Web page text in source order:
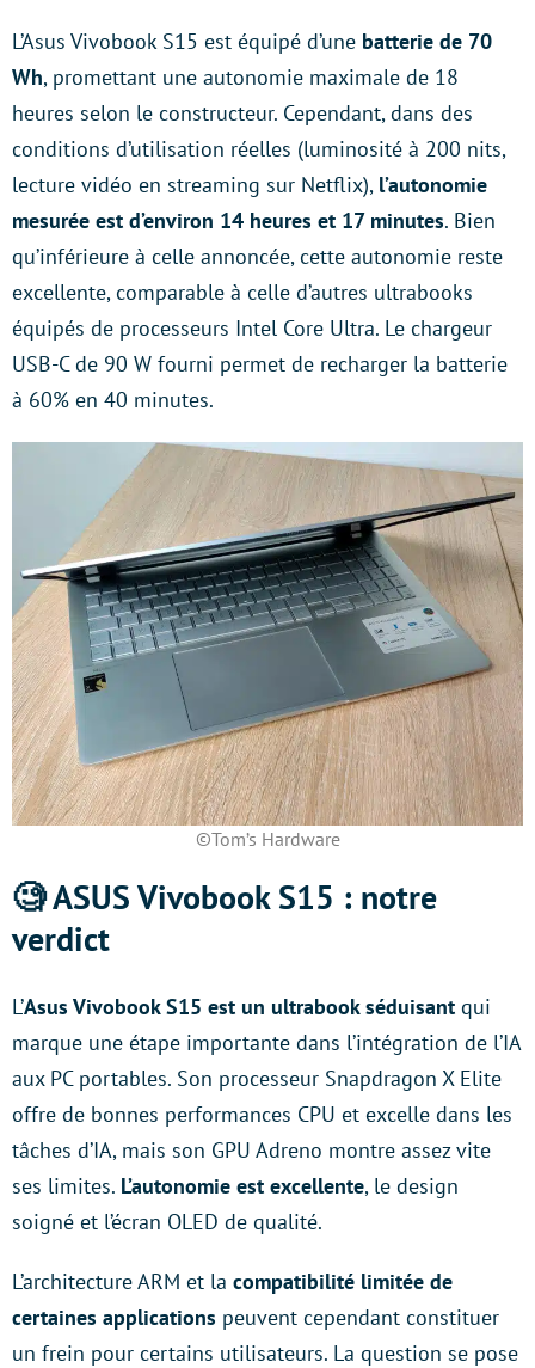
L’Asus Vivobook S15 est équipé d’une batterie de 70
Wh, promettant une autonomie maximale de 18
heures selon le constructeur. Cependant, dans des
conditions d’utilisation réelles (luminosité à 200 nits,
lecture vidéo en streaming sur Netflix), l’autonomie
mesurée est d’environ 14 heures et 17 minutes. Bien
qu’inférieure à celle annoncée, cette autonomie reste
excellente, comparable à celle d’autres ultrabooks
équipés de processeurs Intel Core Ultra. Le chargeur
USB-C de 90 W fourni permet de recharger la batterie
à 60% en 40 minutes.
©Tom’s Hardware
🧐 ASUS Vivobook S15 : notre
verdict
L’Asus Vivobook S15 est un ultrabook séduisant qui
marque une étape importante dans l’intégration de l’IA
aux PC portables. Son processeur Snapdragon X Elite
offre de bonnes performances CPU et excelle dans les
tâches d’IA, mais son GPU Adreno montre assez vite
ses limites. L’autonomie est excellente, le design
soigné et l’écran OLED de qualité.
L’architecture ARM et la compatibilité limitée de
certaines applications peuvent cependant constituer
un frein pour certains utilisateurs. La question se pose